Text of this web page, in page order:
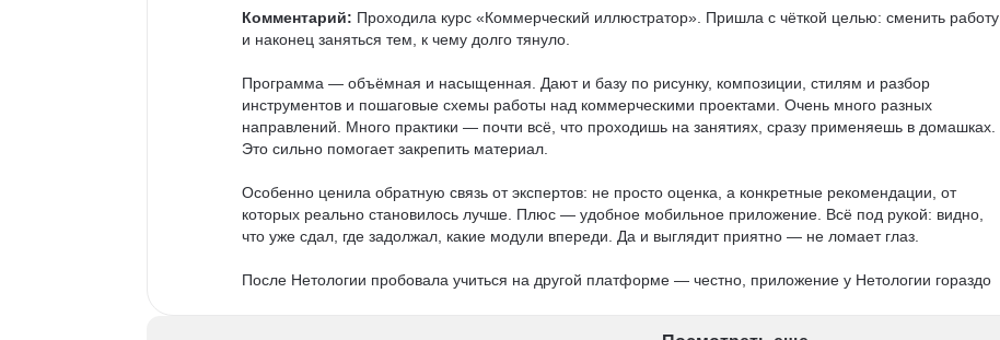
Комментарий: Проходила курс «Коммерческий иллюстратор». Пришла с чёткой целью: сменить работу
и наконец заняться тем, к чему долго тянуло.
Программа — объёмная и насыщенная. Дают и базу по рисунку, композиции, стилям и разбор
инструментов и пошаговые схемы работы над коммерческими проектами. Очень много разных
направлений. Много практики — почти всё, что проходишь на занятиях, сразу применяешь в домашках.
Это сильно помогает закрепить материал.
Особенно ценила обратную связь от экспертов: не просто оценка, а конкретные рекомендации, от
которых реально становилось лучше. Плюс — удобное мобильное приложение. Всё под рукой: видно,
что уже сдал, где задолжал, какие модули впереди. Да и выглядит приятно — не ломает глаз.
После Нетологии пробовала учиться на другой платформе — честно, приложение у Нетологии гораздо